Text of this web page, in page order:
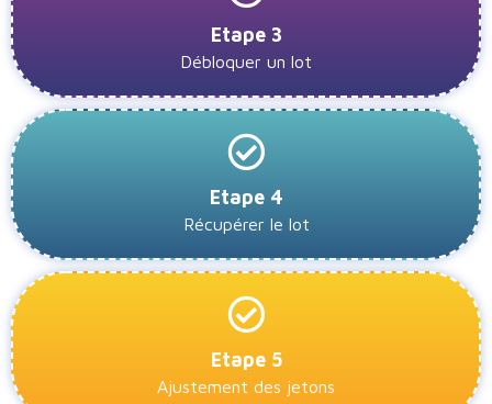
Etape 3
Débloquer un lot
Etape 4
Récupérer le lot
Etape 5
Ajustement des jetons